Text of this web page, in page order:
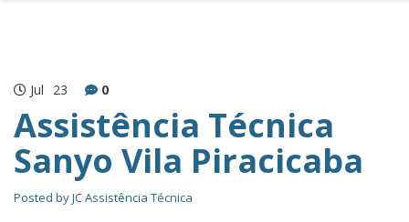
Jul 23 0
Assistência Técnica
Sanyo Vila Piracicaba
Posted byJC Assistência Técnica